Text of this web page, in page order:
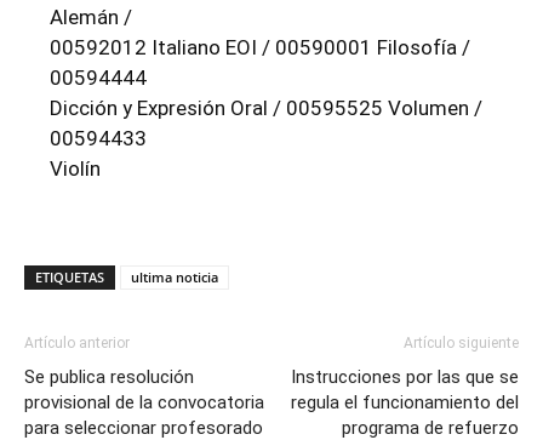
Alemán /
00592012 Italiano EOI / 00590001 Filosofía /
00594444
Dicción y Expresión Oral / 00595525 Volumen /
00594433
Violín
ETIQUETAS ultima noticia
Artículo anterior
Se publica resolución
provisional de la convocatoria
para seleccionar profesorado
Artículo siguiente
Instrucciones por las que se
regula el funcionamiento del
programa de refuerzo